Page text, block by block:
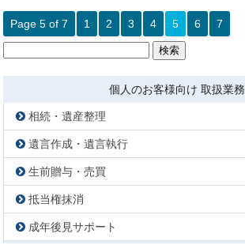
Page 5 of 7 1 2 3 4 5 6 7
検
索:
個人のお客様向け 取扱業務
相続・遺産整理
遺言作成・遺言執行
生前贈与・売買
抵当権抹消
成年後見サポート